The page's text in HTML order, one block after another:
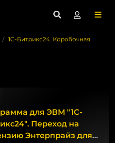
1C-Битрикс24. Коробочная
для ЭВМ "1С-
Переход на
Энтерпрайз для